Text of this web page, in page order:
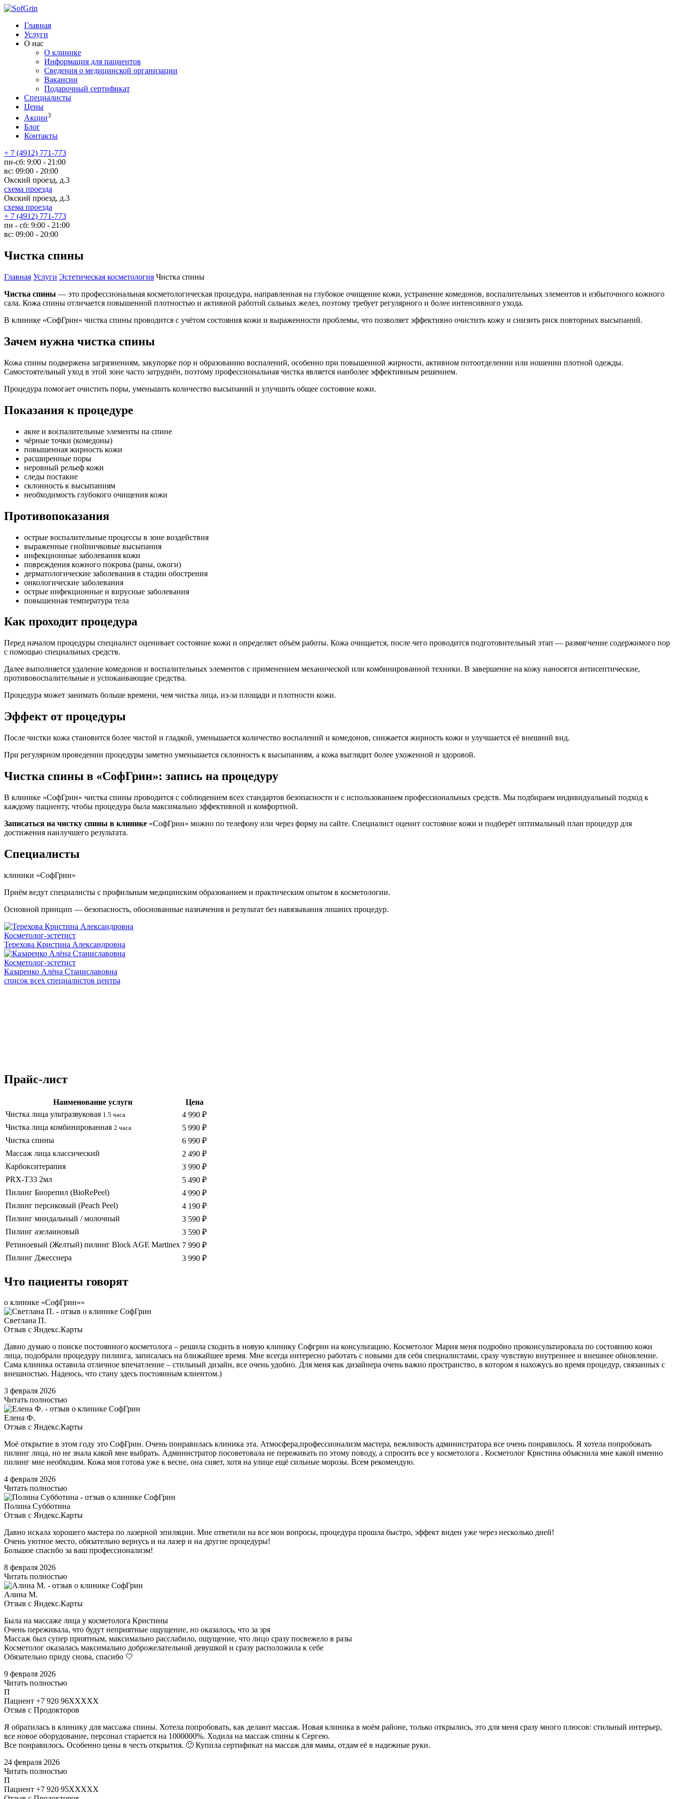
Главная
Услуги
О нас
О клинике
Информация для пациентов
Сведения о медицинской организации
Вакансии
Подарочный сертификат
Специалисты
Цены
Акции3
Блог
Контакты
+ 7 (4912) 771-773
пн-сб: 9:00 - 21:00
вс: 09:00 - 20:00
Окский проезд, д.3
схема проезда
Окский проезд, д.3
схема проезда
+ 7 (4912) 771-773
пн - сб: 9:00 - 21:00
вс: 09:00 - 20:00
Чистка спины
Главная Услуги Эстетическая косметология Чистка спины
Чистка спины — это профессиональная косметологическая процедура, направленная на глубокое очищение кожи, устранение комедонов, воспалительных элементов и избыточного кожного
сала. Кожа спины отличается повышенной плотностью и активной работой сальных желез, поэтому требует регулярного и более интенсивного ухода.
В клинике «СофГрин» чистка спины проводится с учётом состояния кожи и выраженности проблемы, что позволяет эффективно очистить кожу и снизить риск повторных высыпаний.
Зачем нужна чистка спины
Кожа спины подвержена загрязнениям, закупорке пор и образованию воспалений, особенно при повышенной жирности, активном потоотделении или ношении плотной одежды.
Самостоятельный уход в этой зоне часто затруднён, поэтому профессиональная чистка является наиболее эффективным решением.
Процедура помогает очистить поры, уменьшить количество высыпаний и улучшить общее состояние кожи.
Показания к процедуре
акне и воспалительные элементы на спине
чёрные точки (комедоны)
повышенная жирность кожи
расширенные поры
неровный рельеф кожи
следы постакне
склонность к высыпаниям
необходимость глубокого очищения кожи
Противопоказания
острые воспалительные процессы в зоне воздействия
выраженные гнойничковые высыпания
инфекционные заболевания кожи
повреждения кожного покрова (раны, ожоги)
дерматологические заболевания в стадии обострения
онкологические заболевания
острые инфекционные и вирусные заболевания
повышенная температура тела
Как проходит процедура
Перед началом процедуры специалист оценивает состояние кожи и определяет объём работы. Кожа очищается, после чего проводится подготовительный этап — размягчение содержимого пор
с помощью специальных средств.
Далее выполняется удаление комедонов и воспалительных элементов с применением механической или комбинированной техники. В завершение на кожу наносятся антисептические,
противовоспалительные и успокаивающие средства.
Процедура может занимать больше времени, чем чистка лица, из-за площади и плотности кожи.
Эффект от процедуры
После чистки кожа становится более чистой и гладкой, уменьшается количество воспалений и комедонов, снижается жирность кожи и улучшается её внешний вид.
При регулярном проведении процедуры заметно уменьшается склонность к высыпаниям, а кожа выглядит более ухоженной и здоровой.
Чистка спины в «СофГрин»: запись на процедуру
В клинике «СофГрин» чистка спины проводится с соблюдением всех стандартов безопасности и с использованием профессиональных средств. Мы подбираем индивидуальный подход к
каждому пациенту, чтобы процедура была максимально эффективной и комфортной.
Записаться на чистку спины в клинике «СофГрин» можно по телефону или через форму на сайте. Специалист оценит состояние кожи и подберёт оптимальный план процедур для
достижения наилучшего результата.
Cпециалисты
клиники «СофГрин»
Приём ведут специалисты с профильным медицинским образованием и практическим опытом в косметологии.
Основной принцип — безопасность, обоснованные назначения и результат без навязывания лишних процедур.
Косметолог-эстетист
Терехова Кристина Александровна
Косметолог-эстетист
Казаренко Алёна Станиславовна
список всех специалистов центра
Прайс-лист
Наименование услуги
Цена
Чистка лица ультразвуковая 1.5 часа
4 990 ₽
Чистка лица комбинированная 2 часа
5 990 ₽
Чистка спины
6 990 ₽
Массаж лица классический
2 490 ₽
Карбокситерапия
3 990 ₽
PRX-T33 2мл
5 490 ₽
Пилинг Биорепил (BioRePeel)
4 990 ₽
Пилинг персиковый (Peach Peel)
4 190 ₽
Пилинг миндальный / молочный
3 590 ₽
Пилинг азелаиновый
3 590 ₽
Ретиноевый (Желтый) пилинг Block AGE Martinex 7 990 ₽
Пилинг Джесснера
3 990 ₽
Что пациенты говорят
о клинике «СофГрин»»
Светлана П.
Отзыв с Яндекс.Карты
Давно думаю о поиске постоянного косметолога – решила сходить в новую клинику Софгрин на консультацию. Косметолог Мария меня подробно проконсультировала по состоянию кожи
лица, подобрали процедуру пилинга, записалась на ближайшее время. Мне всегда интересно работать с новыми для себя специалистами, сразу чувствую внутреннее и внешнее обновление.
Сама клиника оставила отличное впечатление – стильный дизайн, все очень удобно. Для меня как дизайнера очень важно пространство, в котором я нахожусь во время процедур, связанных с
внешностью. Надеюсь, что стану здесь постоянным клиентом.)
3 февраля 2026
Читать полностью
Елена Ф.
Отзыв с Яндекс.Карты
Моё открытие в этом году это СофГрин. Очень понравилась клиника эта. Атмосфера,профессионализм мастера, вежливость администратора все очень понравилось. Я хотела попробовать
пилинг лица, но не знала какой мне выбрать. Администратор посоветовала не переживать по этому поводу, а спросить все у косметолога . Косметолог Кристина объяснила мне какой именно
пилинг мне необходим. Кожа моя готова уже к весне, она сияет, хотя на улице ещё сильные морозы. Всем рекомендую.
4 февраля 2026
Читать полностью
Полина Субботина
Отзыв с Яндекс.Карты
Давно искала хорошего мастера по лазерной эпиляции. Мне ответили на все мои вопросы, процедура прошла быстро, эффект виден уже через несколько дней!
Очень уютное место, обязательно вернусь и на лазер и на другие процедуры!
Большое спасибо за ваш профессионализм!
8 февраля 2026
Читать полностью
Алина М.
Отзыв с Яндекс.Карты
Была на массаже лица у косметолога Кристины
Очень переживала, что будут неприятные ощущение, но оказалось, что за зря
Массаж был супер приятным, максимально расслабило, ощущение, что лицо сразу посвежело в разы
Косметолог оказалась максимально доброжелательной девушкой и сразу расположила к себе
Обязательно приду снова, спасибо 🤍
9 февраля 2026
Читать полностью
П
Пациент +7 920 96XXXXX
Отзыв с Продокторов
Я обратилась в клинику для массажа спины​. Хотела попробовать, как делают массаж​. Новая клиника в моём районе, только открылись, это для меня сразу много плюсов: стильный интерьер,
все новое оборудование, персонал старается на 1000000%. Ходила на массаж спины к Сергею.
Все понравилось. Особенно цены в честь открытия. 🙂 Купила сертификат на массаж​ для мамы, отдам её в надежные руки.
24 февраля 2026
Читать полностью
П
Пациент +7 920 95XXXXX